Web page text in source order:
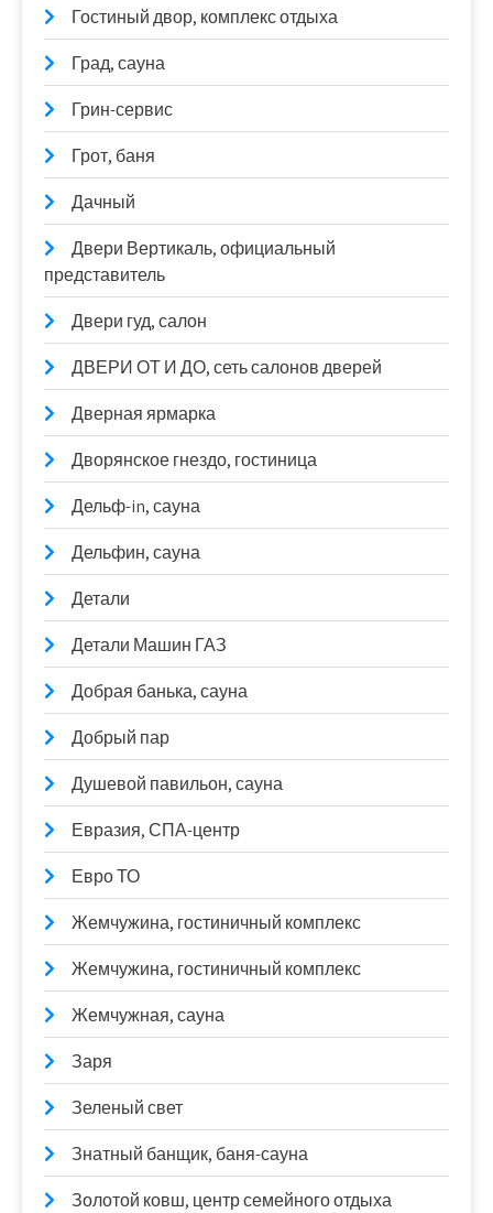
Гостиный двор, комплекс отдыха
Град, сауна
Грин-сервис
Грот, баня
Дачный
Двери Вертикаль, официальный
представитель
Двери гуд, салон
ДВЕРИ ОТ И ДО, сеть салонов дверей
Дверная ярмарка
Дворянское гнездо, гостиница
Дельф-in, сауна
Дельфин, сауна
Детали
Детали Машин ГАЗ
Добрая банька, сауна
Добрый пар
Душевой павильон, сауна
Евразия, СПА-центр
Евро ТО
Жемчужина, гостиничный комплекс
Жемчужина, гостиничный комплекс
Жемчужная, сауна
Заря
Зеленый свет
Знатный банщик, баня-сауна
Золотой ковш, центр семейного отдыха